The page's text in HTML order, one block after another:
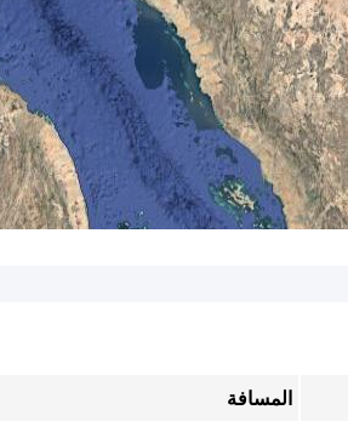
المسافة